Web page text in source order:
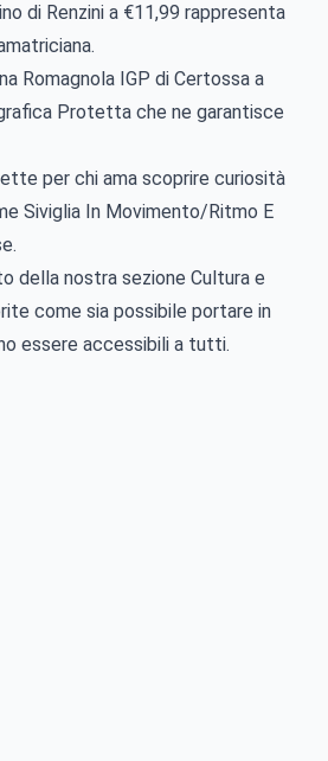
di Renzini a €11,99 rappresenta
Romagnola IGP di Certossa a
Protetta che ne garantisce
per chi ama scoprire curiosità
Siviglia In Movimento/Ritmo E
della nostra sezione Cultura e
come sia possibile portare in
essere accessibili a tutti.